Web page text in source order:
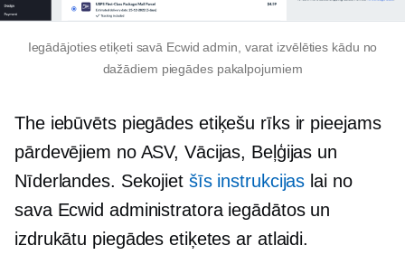
Iegādājoties etiķeti savā Ecwid admin, varat izvēlēties kādu no
dažādiem piegādes pakalpojumiem
The iebūvētspiegādes etiķešu rīks ir pieejams
pārdevējiem no ASV, Vācijas, Beļģijas un
Nīderlandes. Sekojiet šīs instrukcijas lai no
sava Ecwid administratora iegādātos un
izdrukātu piegādes etiķetes ar atlaidi.